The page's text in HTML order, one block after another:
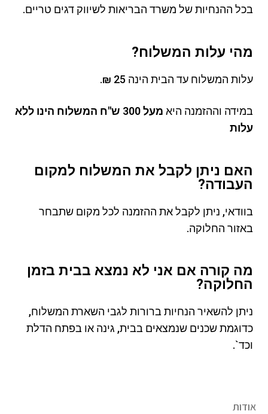
בכל ההנחיות של משרד הבריאות לשיווק דגים טריים.
מהי עלות המשלוח?
עלות המשלוח עד הבית הינה 25 ₪.
במידה וההזמנה היא
מעל 300 ש"ח המשלוח הינו ללא
עלות
האם ניתן לקבל את המשלוח למקום
העבודה?
בוודאי, ניתן לקבל את ההזמנה לכל מקום שתבחר
באזור החלוקה.
מה קורה אם אני לא נמצא בבית בזמן
החלוקה?
ניתן להשאיר הנחיות ברורות לגבי השארת המשלוח,
כדוגמת שכנים שנמצאים בבית, גינה או בפתח הדלת
וכד`.
אודות